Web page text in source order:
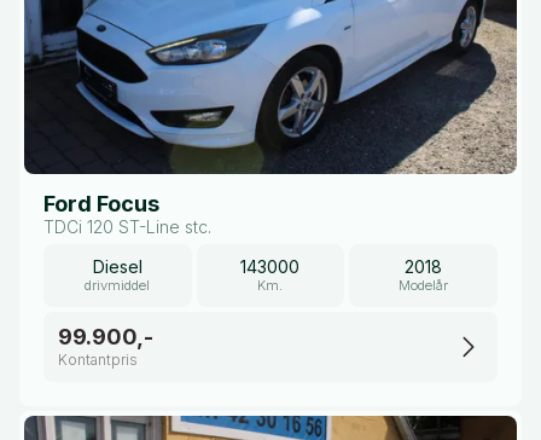
Ford Focus
TDCi 120 ST-Line stc.
Diesel
drivmiddel
143000
Km.
2018
Modelår
99.900,-
Kontantpris